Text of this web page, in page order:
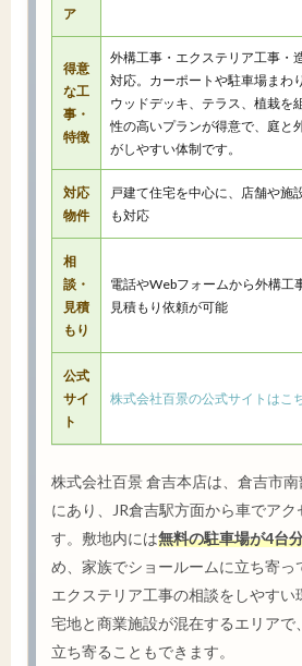
ア
得意
な工
事・
特徴
外構工事・エクステリア工事・
対応。カーポートや駐車場まわ
ウッドデッキ、テラス、植栽を
性の高いプランが得意で、庭と
がしやすい体制です。
対応
物件
戸建て住宅を中心に、店舗や施
も対応
相
談・
見積
もり
電話やWebフォームから外構工
見積もり依頼が可能
公式
サイ
ト
株式会社百景の公式サイトはこ
株式会社百景 倉吉本店は、倉吉市
にあり、JR倉吉駅方面から車でア
す。敷地内には無料の駐車場が4台
め、家族でショールームに立ち寄っ
エクステリア工事の相談をしやすい
宅地と商業施設が混在するエリアで
立ち寄ることもできます。